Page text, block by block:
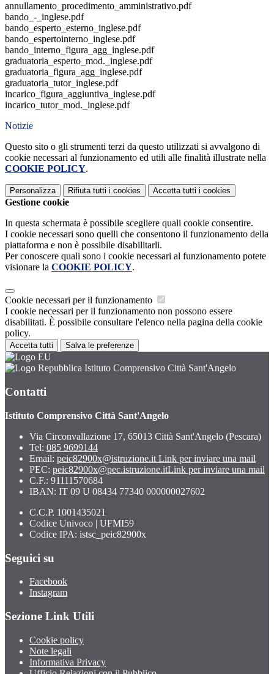
annullamento_procedimento_amministrativo.pdf
bando_-_inglese.pdf
bando_esperto_esterno_inglese.pdf
bando_espertointerno_inglese.pdf
bando_interno_figura_agg_inglese.pdf
graduatoria_esperto_mod._inglese.pdf
graduatoria_figura_agg_inglese.pdf
graduatoria_tutor_inglese.pdf
incarico_figura_aggiuntiva_inglese.pdf
incarico_tutor_mod._inglese.pdf
Notizie
Questo sito o gli strumenti terzi da questo utilizzati si avvalgono di
cookie necessari al funzionamento ed utili alle finalità illustrate nella
COOKIE POLICY.
Personalizza Rifiuta tutti i cookies Accetta tutti i cookies
Gestione cookie
In questa schermata è possibile scegliere quali cookie consentire.
I cookie necessari sono quelli che consentono il funzionamento della
piattaforma e non è possibile disabilitarli.
Per conoscere quali sono i cookie necessari al funzionamento potete
visionare la COOKIE POLICY.
Cookie necessari per il funzionamento
I cookie necessari per il funzionamento non possono essere
disabilitati. È possibile consultare l'elenco nella pagina della cookie
policy.
Accetta tutti Salva le preferenze
Istituto Comprensivo Città Sant'Angelo
Contatti
Istituto Comprensivo Città Sant'Angelo
Via Circonvallazione 17, 65013 Città Sant'Angelo (Pescara)
Tel: 085 9699144
Email: peic82900x@istruzione.it Link per inviare una mail
PEC: peic82900x@pec.istruzione.itLink per inviare una mail
C.F.: 91111570684
IBAN: IT 09 U 08434 77340 000000027602
C.C.P. 1001435021
Codice Univoco | UFMI59
Codice IPA: istsc_peic82900x
Seguici su
Facebook
Instagram
Sezione Link Utili
Cookie policy
Note legali
Informativa Privacy